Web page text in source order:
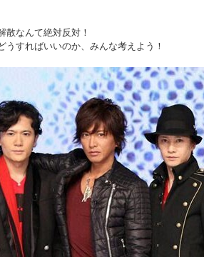
散なんて絶対反対！
うすればいいのか、みんな考えよう！